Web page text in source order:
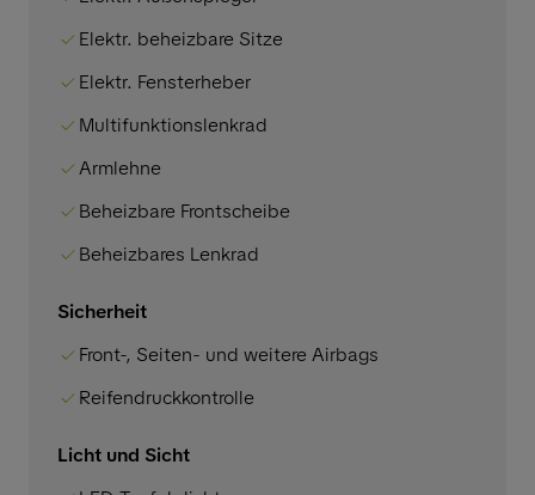
Elektr. beheizbare Sitze
Elektr. Fensterheber
Multifunktionslenkrad
Armlehne
Beheizbare Frontscheibe
Beheizbares Lenkrad
Sicherheit
Front-, Seiten- und weitere Airbags
Reifendruckkontrolle
Licht und Sicht